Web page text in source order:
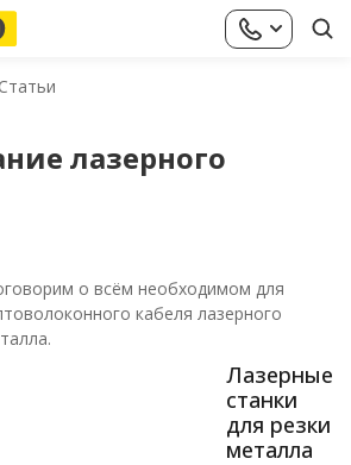
Статьи
лазерного
о всём необходимом для
кабеля лазерного
Лазерные
станки
для резки
металла